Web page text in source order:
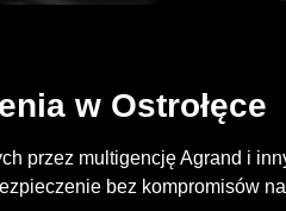
w Ostrołęce
przez multigencję Agrand i
bez kompromisów